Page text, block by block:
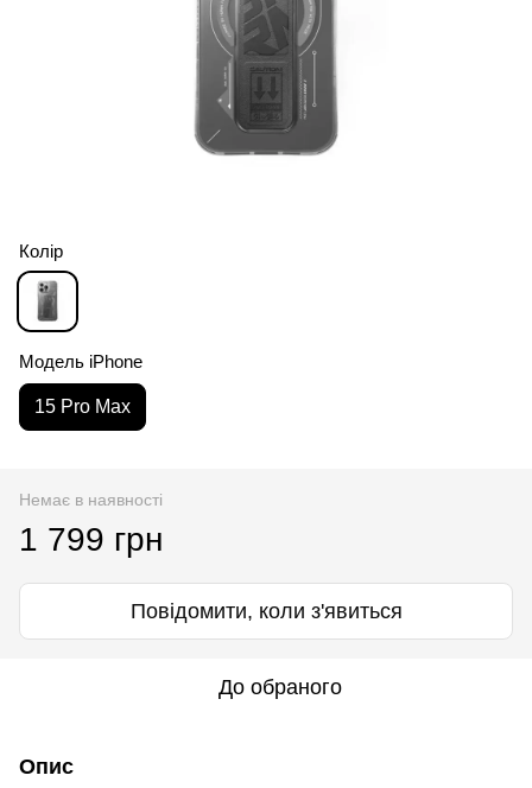
Колір
Модель iPhone
15 Pro Max
Немає в наявності
1 799 грн
Повідомити, коли з'явиться
До обраного
Опис